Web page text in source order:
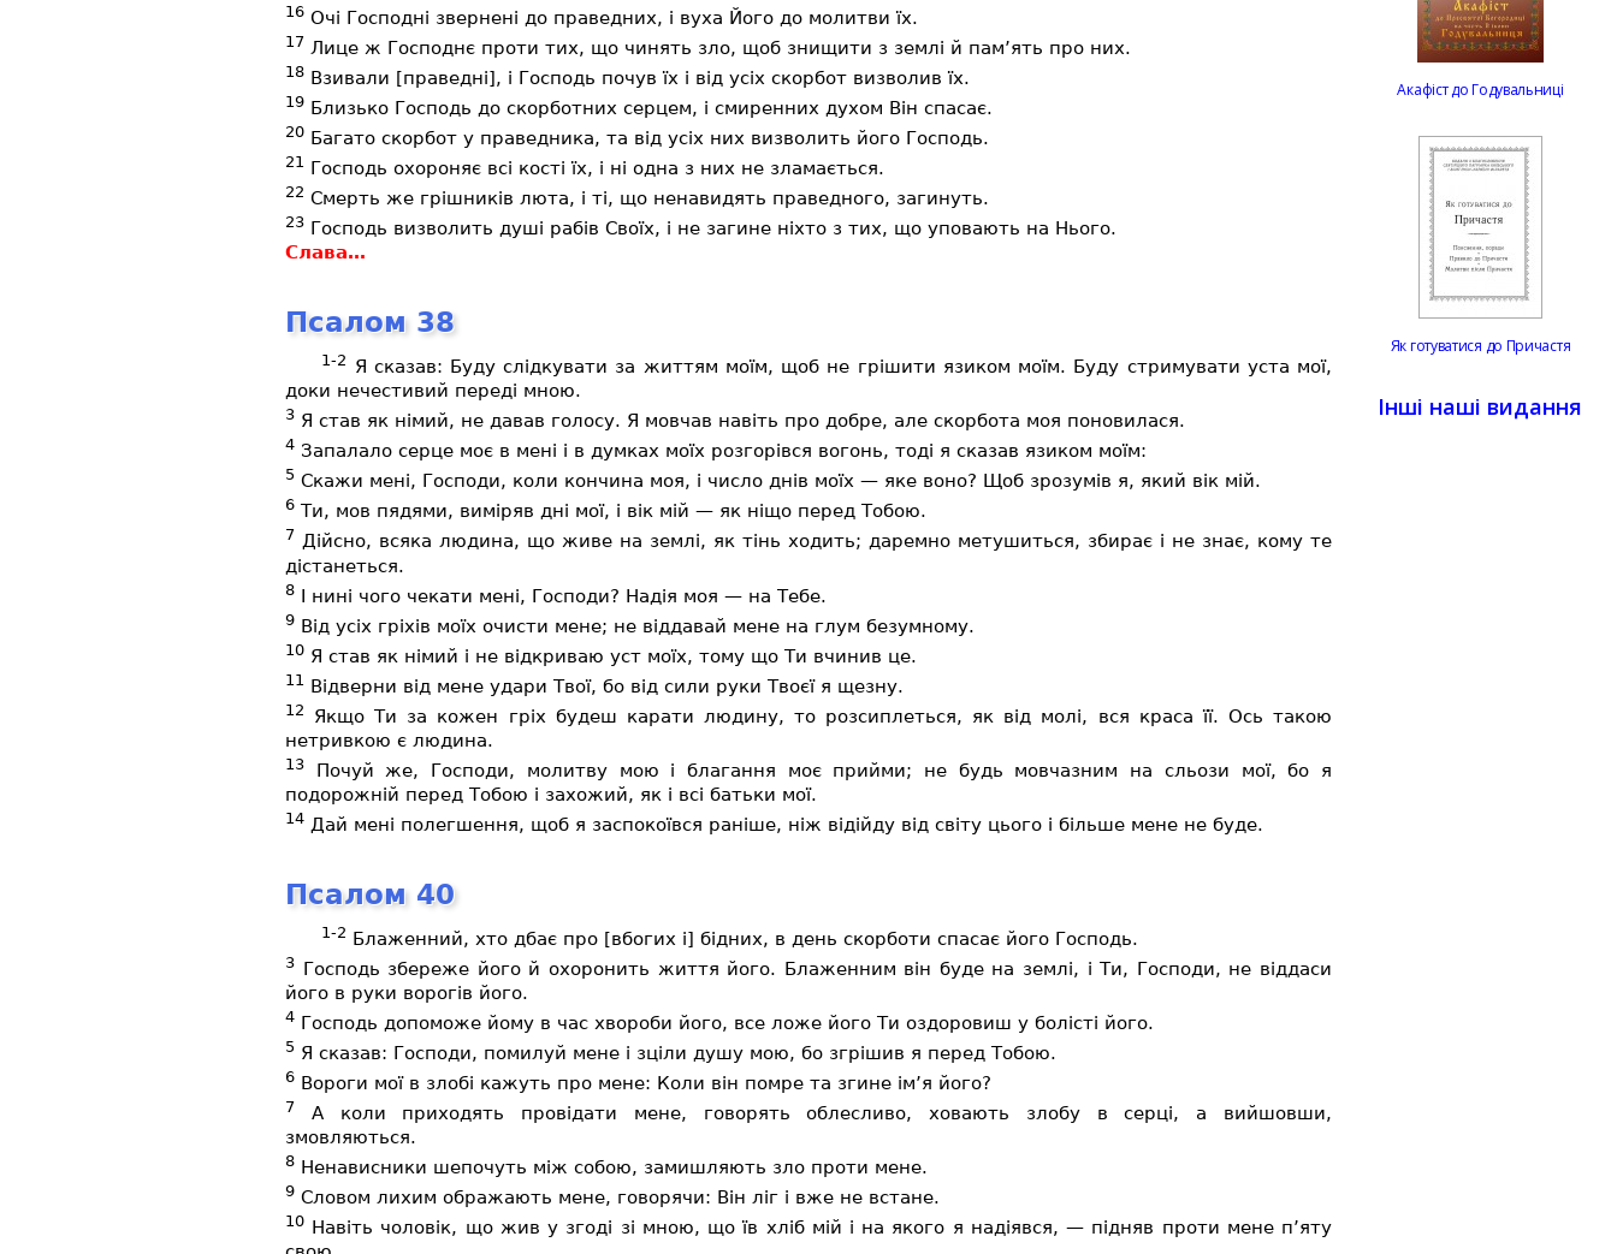
16 Очі Господні звернені до праведних, і вуха Його до молитви їх.
17 Лице ж Господнє проти тих, що чинять зло, щоб знищити з землі й пам’ять про них.
18 Взивали [праведні], і Господь почув їх і від усіх скорбот визволив їх.
19 Близько Господь до скорботних серцем, і смиренних духом Він спасає.
20 Багато скорбот у праведника, та від усіх них визволить його Господь.
21 Господь охороняє всі кості їх, і ні одна з них не зламається.
22 Смерть же грішників люта, і ті, що ненавидять праведного, загинуть.
23 Господь визволить душі рабів Своїх, і не загине ніхто з тих, що уповають на Нього.
Слава…
Псалом 38
1-2 Я сказав: Буду слідкувати за життям моїм, щоб не грішити язиком моїм. Буду стримувати уста мої,
доки нечестивий переді мною.
3 Я став як німий, не давав голосу. Я мовчав навіть про добре, але скорбота моя поновилася.
4 Запалало серце моє в мені і в думках моїх розгорівся вогонь, тоді я сказав язиком моїм:
5 Скажи мені, Господи, коли кончина моя, і число днів моїх — яке воно? Щоб зрозумів я, який вік мій.
6 Ти, мов пядями, виміряв дні мої, і вік мій — як ніщо перед Тобою.
7 Дійсно, всяка людина, що живе на землі, як тінь ходить; даремно метушиться, збирає і не знає, кому те
дістанеться.
8 І нині чого чекати мені, Господи? Надія моя — на Тебе.
9 Від усіх гріхів моїх очисти мене; не віддавай мене на глум безумному.
10 Я став як німий і не відкриваю уст моїх, тому що Ти вчинив це.
11 Відверни від мене удари Твої, бо від сили руки Твоєї я щезну.
12
Якщо Ти за кожен гріх будеш карати людину, то розсиплеться, як від молі, вся краса її. Ось такою
нетривкою є людина.
13
Почуй же, Господи, молитву мою і благання моє прийми; не будь мовчазним на сльози мої, бо я
подорожній перед Тобою і захожий, як і всі батьки мої.
14 Дай мені полегшення, щоб я заспокоївся раніше, ніж відійду від світу цього і більше мене не буде.
Псалом 40
1-2 Блаженний, хто дбає про [вбогих і] бідних, в день скорботи спасає його Господь.
3 Господь збереже його й охоронить життя його. Блаженним він буде на землі, і Ти, Господи, не віддаси
його в руки ворогів його.
4 Господь допоможе йому в час хвороби його, все ложе його Ти оздоровиш у болісті його.
5 Я сказав: Господи, помилуй мене і зціли душу мою, бо згрішив я перед Тобою.
6 Вороги мої в злобі кажуть про мене: Коли він помре та згине ім’я його?
7
А коли приходять провідати мене, говорять облесливо, ховають злобу в серці, а вийшовши,
змовляються.
8 Ненависники шепочуть між собою, замишляють зло проти мене.
9 Словом лихим ображають мене, говорячи: Він ліг і вже не встане.
10 Навіть чоловік, що жив у згоді зі мною, що їв хліб мій і на якого я надіявся, — підняв проти мене п’яту
Акафіст до Годувальниці
Як готуватися до Причастя
Інші наші видання